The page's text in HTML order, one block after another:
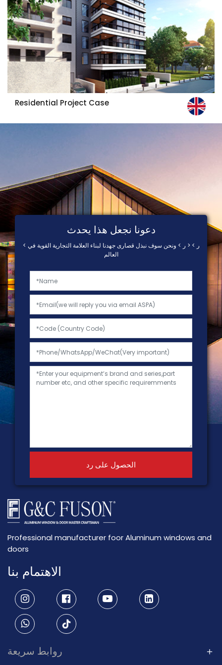
Residential Project Case
دعونا نجعل هذا يحدث
< ر > < ر > ونحن سوف نبذل قصارى جهدنا لبناء العلامة التجارية القوية في
العالم
الحصول على رد
Professional manufacturer foor Aluminum windows and
doors
الاهتمام بنا
روابط سريعة